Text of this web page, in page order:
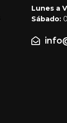
Lunes a
Sábado: